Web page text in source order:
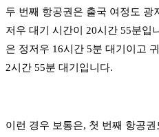
두 번째 항공권은 출국 여정도 광
저우 대기 시간이 20시간 55분입
은 정저우 16시간 5분 대기이고
2시간 55분 대기입니다.
이런 경우 보통은, 첫 번째 항공